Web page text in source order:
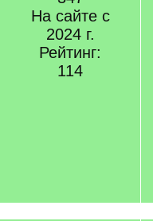
На сайте с
2024 г.
Рейтинг:
114